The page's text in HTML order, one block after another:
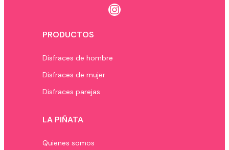
Instagram
PRODUCTOS
Disfraces de hombre
Disfraces de mujer
Disfraces parejas
LA PIÑATA
Quienes somos